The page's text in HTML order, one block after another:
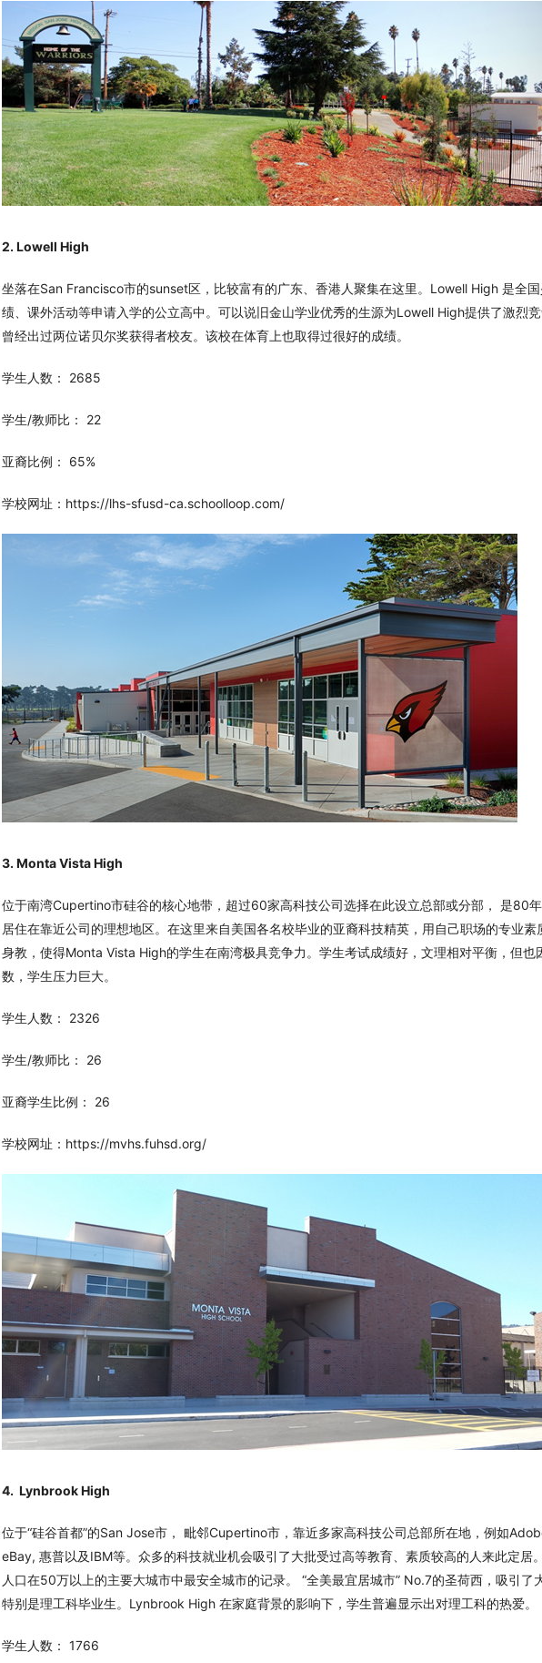
2. Lowell High
坐落在San Francisco市的sunset区，比较富有的广东、香港人聚集在这里。Lowell High 是全
绩、课外活动等申请入学的公立高中。可以说旧金山学业优秀的生源为Lowell High提供了激烈
曾经出过两位诺贝尔奖获得者校友。该校在体育上也取得过很好的成绩。
学生人数： 2685
学生/教师比： 22
亚裔比例： 65%
学校网址：https://lhs-sfusd-ca.schoolloop.com/
3. Monta Vista High
位于南湾Cupertino市硅谷的核心地带，超过60家高科技公司选择在此设立总部或分部， 是80
居住在靠近公司的理想地区。在这里来自美国各名校毕业的亚裔科技精英，用自己职场的专业
身教，使得Monta Vista High的学生在南湾极具竞争力。学生考试成绩好，文理相对平衡，但也
数，学生压力巨大。
学生人数： 2326
学生/教师比： 26
亚裔学生比例： 26
学校网址：https://mvhs.fuhsd.org/
4. Lynbrook High
位于“硅谷首都”的San Jose市， 毗邻Cupertino市，靠近多家高科技公司总部所在地，例如
eBay, 惠普以及IBM等。众多的科技就业机会吸引了大批受过高等教育、素质较高的人来此定居
人口在50万以上的主要大城市中最安全城市的记录。 “全美最宜居城市” No.7的圣荷西，吸引了
特别是理工科毕业生。Lynbrook High 在家庭背景的影响下，学生普遍显示出对理工科的热爱。
学生人数： 1766